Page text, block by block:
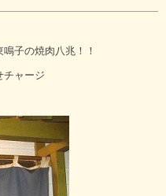
子の焼肉八兆！！
チャージ